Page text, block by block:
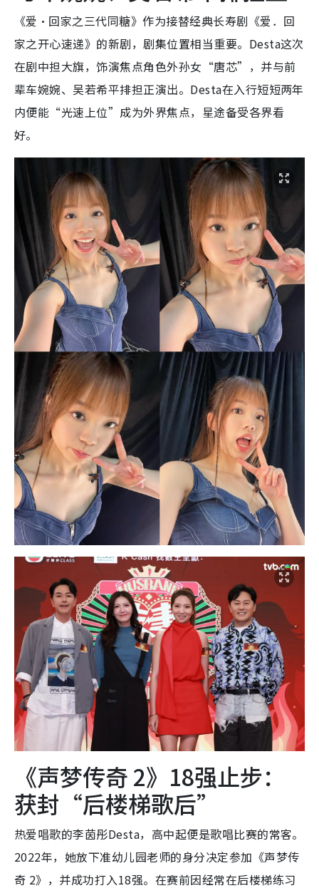
《爱‧回家之三代同糖》作为接替经典长寿剧《爱．回
家之开心速递》的新剧，剧集位置相当重要。Desta这次
在剧中担大旗，饰演焦点角色外孙女“唐芯”，并与前
辈车婉婉、吴若希平排担正演出。Desta在入行短短两年
内便能“光速上位”成为外界焦点，星途备受各界看
好。
《声梦传奇 2》18强止步：
获封“后楼梯歌后”
热爱唱歌的李茵彤Desta，高中起便是歌唱比赛的常客。
2022年，她放下准幼儿园老师的身分决定参加《声梦传
奇 2》，并成功打入18强。在赛前因经常在后楼梯练习